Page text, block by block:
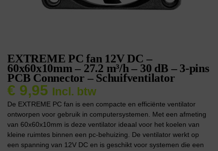
EXTREME PC fan 12V DC –
60x60x10mm – 27.2 m³/h – 30 dB – 3-pins
PCB Connector – Schuifventilator
€ 9,95 Incl. btw
De EXTREME PC fan is een compacte en efficiënte ventilator
ontworpen voor gebruik in computersystemen. Met een afmeting
van 60x60x10mm is deze ventilator ideaal voor het koelen van
kleine ruimtes binnen een pc-behuizing. De ventilator werkt op
een spanning van 12V DC en is geschikt voor systemen die een